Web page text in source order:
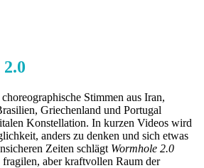
Stimmen aus Iran,
Griechenland und Portugal
Konstellation. In kurzen Videos wird
anders zu denken und sich etwas
Zeiten schlägt Wormhole 2.0
aber kraftvollen Raum der